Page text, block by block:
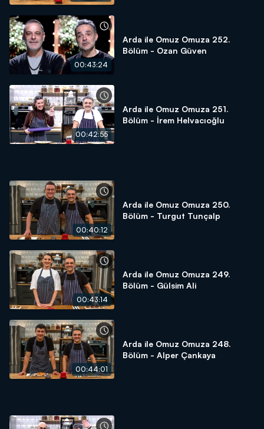
00:43:24
Arda ile Omuz Omuza 252.
Bölüm - Ozan Güven
00:42:55
Arda ile Omuz Omuza 251.
Bölüm - İrem Helvacıoğlu
00:40:12
Arda ile Omuz Omuza 250.
Bölüm - Turgut Tunçalp
00:43:14
Arda ile Omuz Omuza 249.
Bölüm - Gülsim Ali
00:44:01
Arda ile Omuz Omuza 248.
Bölüm - Alper Çankaya